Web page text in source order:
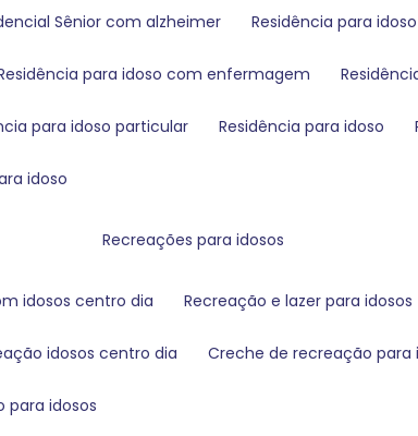
Sênior com alzheimer residência para
residência para idoso com enfermagem
para idoso particular residência para idoso
idoso
recreações para idosos
idosos centro dia recreação e lazer para idosos
idosos centro dia creche de recreação para
para idosos